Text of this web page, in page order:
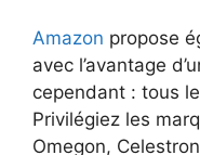
Amazon propose
avec l’avantage
cependant : tous
Privilégiez les
Omegon,